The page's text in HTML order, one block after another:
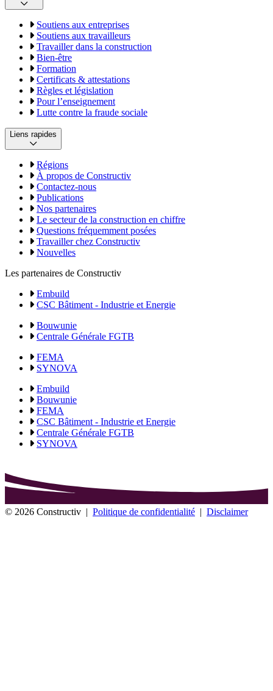
Soutiens aux entreprises
Soutiens aux travailleurs
Travailler dans la construction
Bien-être
Formation
Certificats & attestations
Règles et législation
Pour l’enseignement
Lutte contre la fraude sociale
Liens rapides
Régions
À propos de Constructiv
Contactez-nous
Publications
Nos partenaires
Le secteur de la construction en chiffre
Questions fréquemment posées
Travailler chez Constructiv
Nouvelles
Les partenaires de Constructiv
Embuild
CSC Bâtiment - Industrie et Energie
Bouwunie
Centrale Générale FGTB
FEMA
SYNOVA
Embuild
Bouwunie
FEMA
CSC Bâtiment - Industrie et Energie
Centrale Générale FGTB
SYNOVA
© 2026 Constructiv | Politique de confidentialité | Disclaimer